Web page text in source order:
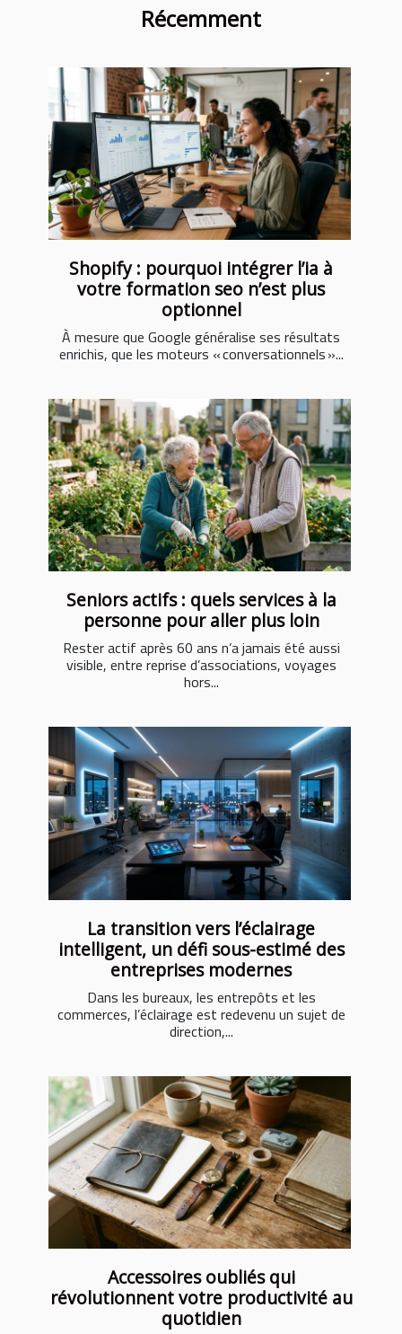
Récemment
Shopify : pourquoi intégrer l’ia à
votre formation seo n’est plus
optionnel
À mesure que Google généralise ses résultats
enrichis, que les moteurs « conversationnels »...
Seniors actifs : quels services à la
personne pour aller plus loin
Rester actif après 60 ans n’a jamais été aussi
visible, entre reprise d’associations, voyages
hors...
La transition vers l’éclairage
intelligent, un défi sous-estimé des
entreprises modernes
Dans les bureaux, les entrepôts et les
commerces, l’éclairage est redevenu un sujet de
direction,...
Accessoires oubliés qui
révolutionnent votre productivité au
quotidien